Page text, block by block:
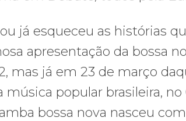
já esqueceu as histórias
apresentação da bossa
mas já em 23 de março
popular brasileira, no
bossa nova nasceu